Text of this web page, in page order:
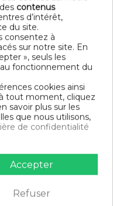
x 200 cm, 2 taies pour
Blanc
contenus
d’intérêt,
du site.
consentez à
sur notre site. En
», seuls les
fonctionnement du
cookies ainsi
tout moment, cliquez
savoir plus sur les
que nous utilisons,
de confidentialité
Accepter
Refuser